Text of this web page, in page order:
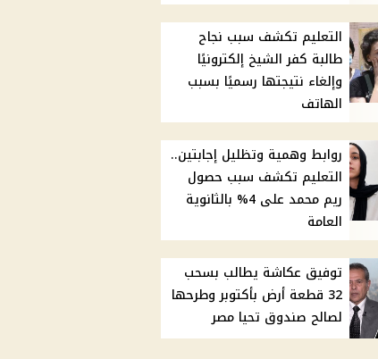
التعليم تكشف سبب نجاح
طالبة كفر الشيخ إلكترونيًا
وإلغاء نتيجتها رسميًا بسبب
الهاتف
روابط وهمية وتظليل إجابتين..
التعليم تكشف سبب حصول
ريم محمد على 4% بالثانوية
العامة
توفيق عكاشة يطالب بسحب
32 قطعة أرض بأكتوبر وطرحها
لصالح صندوق تحيا مصر